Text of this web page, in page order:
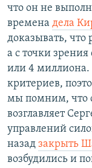
что он не
времена дела
доказывать, что
а с точки
или 4 миллиона.
критериев,
мы помним, что
возглавляет
управлений
назад закрыть
возбудились и